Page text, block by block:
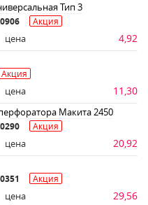
Тип 3
Акция
цена 4,92
Акция
цена 11,30
Макита 2450
Акция
цена 20,92
Акция
цена 29,56